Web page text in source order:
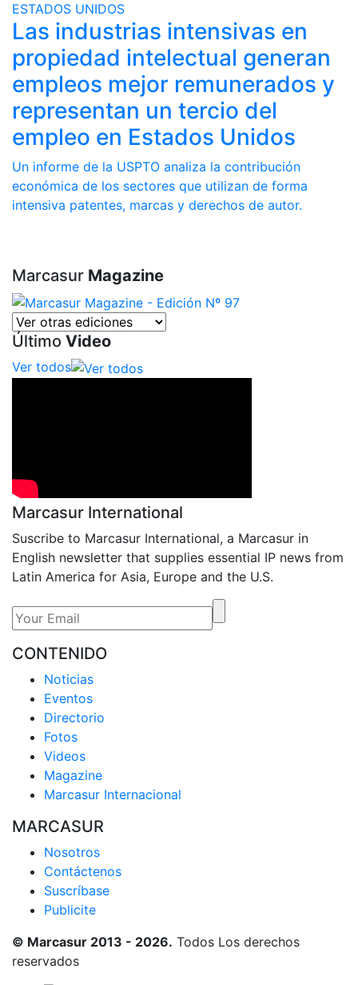
ESTADOS UNIDOS
Las industrias intensivas en
propiedad intelectual generan
empleos mejor remunerados y
representan un tercio del
empleo en Estados Unidos
Un informe de la USPTO analiza la contribución
económica de los sectores que utilizan de forma
intensiva patentes, marcas y derechos de autor.
Marcasur Magazine
Último Video
Ver todos
Marcasur International
Suscribe to Marcasur International, a Marcasur in
English newsletter that supplies essential IP news from
Latin America for Asia, Europe and the U.S.
CONTENIDO
Noticias
Eventos
Directorio
Fotos
Videos
Magazine
Marcasur Internacional
MARCASUR
Nosotros
Contáctenos
Suscríbase
Publicite
© Marcasur 2013 - 2026. Todos Los derechos
reservados